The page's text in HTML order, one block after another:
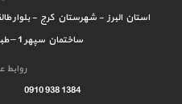
استان البرز - شهرستان کرج - بلوار
ساختمان سپهر 1 – طبقه چهارم – واحد 401
روابط
1384 938 0910 654 2400 3 9826+